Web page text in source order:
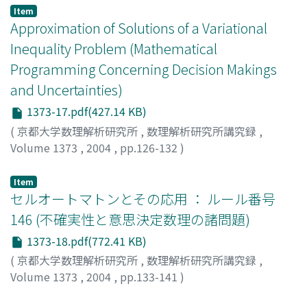
Wataru
Item
Approximation of Solutions of a Variational
Inequality Problem (Mathematical
Programming Concerning Decision Makings
and Uncertainties)
1373-17.pdf(427.14 KB)
( 京都大学数理解析研究所 , 数理解析研究所講究録 ,
Volume 1373 , 2004 , pp.126-132 )
Item
セルオートマトンとその応用 ： ルール番号
146 (不確実性と意思決定数理の諸問題)
1373-18.pdf(772.41 KB)
( 京都大学数理解析研究所 , 数理解析研究所講究録 ,
Volume 1373 , 2004 , pp.133-141 )